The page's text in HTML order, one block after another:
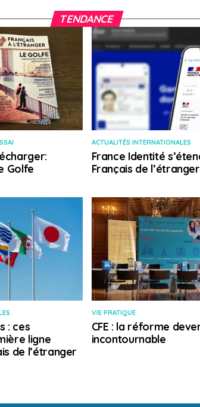
TENDANCE
Golfe
ACTUALITÉS INTERNATIONALES
France Identité
Français de l’étranger
: ces
ligne
de l’étranger
VIE PRATIQUE
CFE : la réforme
incontournable